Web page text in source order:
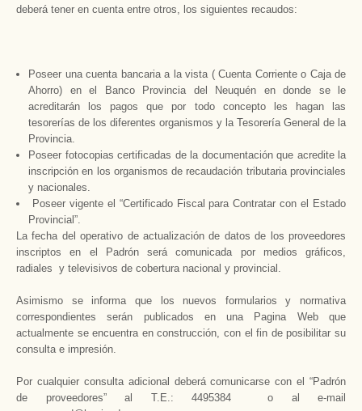
deberá tener en cuenta entre otros, los siguientes recaudos:
Poseer una cuenta bancaria a la vista ( Cuenta Corriente o Caja de
Ahorro) en el Banco Provincia del Neuquén en donde se le
acreditarán los pagos que por todo concepto les hagan las
tesorerías de los diferentes organismos y la Tesorería General de la
Provincia.
Poseer fotocopias certificadas de la documentación que acredite la
inscripción en los organismos de recaudación tributaria provinciales
y nacionales.
Poseer vigente el “Certificado Fiscal para Contratar con el Estado
Provincial”.
La fecha del operativo de actualización de datos de los proveedores
inscriptos en el Padrón será comunicada por medios gráficos,
radiales y televisivos de cobertura nacional y provincial.
Asimismo se informa que los nuevos formularios y normativa
correspondientes serán publicados en una Pagina Web que
actualmente se encuentra en construcción, con el fin de posibilitar su
consulta e impresión.
Por cualquier consulta adicional deberá comunicarse con el “Padrón
de proveedores” al T.E.: 4495384 o al e-mail